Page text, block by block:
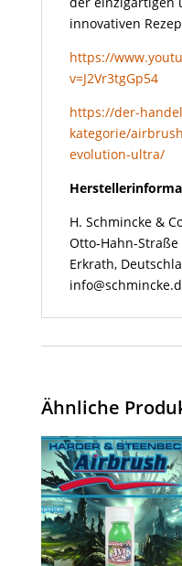
innovativen
https://
v=J2Vr3tgGp54
https://der-
kategorie/
evolution-ultra/
H. Schmincke &
Otto-Hahn-Straße
Erkrath,
Ähnliche